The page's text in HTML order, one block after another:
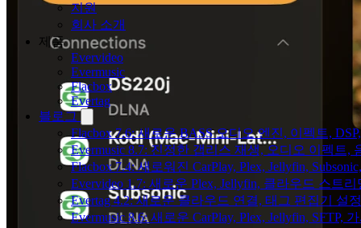
지원
회사 소개
제품
Evervideo
Evermusic
Flacbox
Evertag
블로그
Flacbox 7.6: 새로운 BASS 오디오 엔진, 이펙트,
Evermusic 8.7: 진정한 갭리스 재생, 오디오 이펙트
Flacbox 7.4: 새로워진 CarPlay, Plex, Jellyfin,
Evervideo 1.7: 새로운 Plex, Jellyfin, 클라우드 스트
Evertag 4.2: 새로운 클라우드 연결, 태그 편집기 설
Evermusic 8.6: 새로운 CarPlay, Plex, Jellyfin, SFTP,